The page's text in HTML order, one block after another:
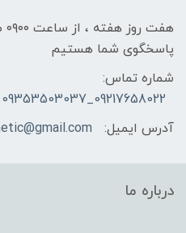
پاسخگوی شما هستیم
شماره تماس:
09217658022_09353503037 _02166836216
آدرس ایمیل:
درباره ما